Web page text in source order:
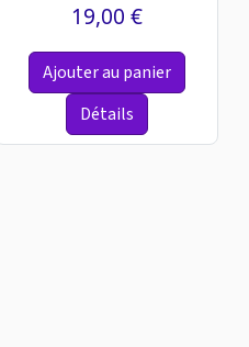
19,00 €
Ajouter au panier
Détails